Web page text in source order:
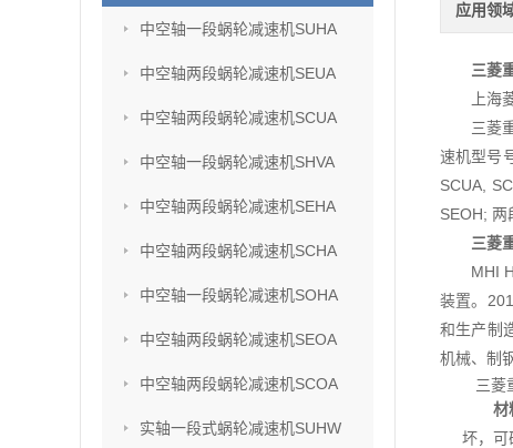
中空轴一段蜗轮减速机SUHA
中空轴两段蜗轮减速机SEUA
中空轴两段蜗轮减速机SCUA
中空轴一段蜗轮减速机SHVA
中空轴两段蜗轮减速机SEHA
中空轴两段蜗轮减速机SCHA
中空轴一段蜗轮减速机SOHA
中空轴两段蜗轮减速机SEOA
中空轴两段蜗轮减速机SCOA
实轴一段式蜗轮减速机SUHW
应用领
三菱
上海
三菱
速机型号
SCUA,
SEOH; 两
三菱
MHI
装置。
和生产制
机械、制
三菱
材
坏，可